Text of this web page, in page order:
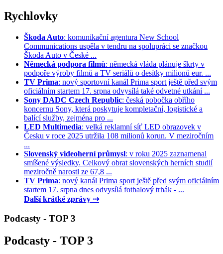
Rychlovky
Škoda Auto: komunikační agentura New School
Communications uspěla v tendru na spolupráci se značkou
Škoda Auto v České ...
Německá podpora filmů: německá vláda plánuje škrty v
podpoře výroby filmů a TV seriálů o desítky milionů eur. ...
TV Prima: nový sportovní kanál Prima sport ještě před svým
oficiálním startem 17. srpna odvysílá také odvetné utkání ...
Sony DADC Czech Republic: česká pobočka obřího
koncernu Sony, která poskytuje kompletační, logistické a
balící služby, zejména pro ...
LED Multimedia: velká reklamní síť LED obrazovek v
Česku v roce 2025 utržila 108 milionů korun. V meziročním
...
Slovenský videoherní průmysl: v roku 2025 zaznamenal
smíšené výsledky. Celkový obrat slovenských herních studií
meziročně narostl ze 67,8 ...
TV Prima: nový kanál Prima sport ještě před svým oficiálním
startem 17. srpna dnes odvysílá fotbalový trhák - ...
Další krátké zprávy ⇢
Podcasty - TOP 3
Podcasty - TOP 3